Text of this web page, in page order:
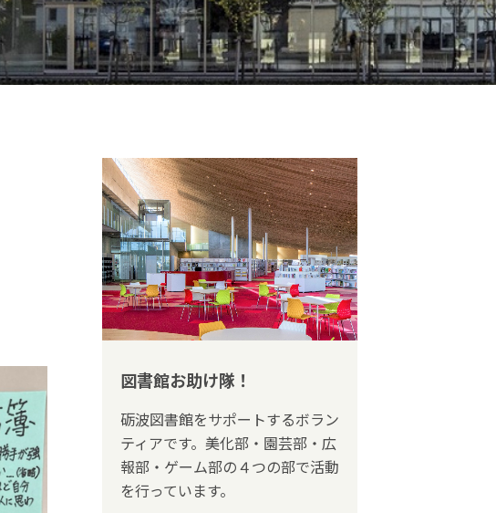
図書館お助け隊！
砺波図書館をサポートするボラン
ティアです。美化部・園芸部・広
報部・ゲーム部の４つの部で活動
を行っています。